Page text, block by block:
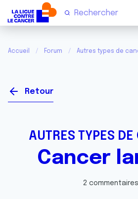
Accueil Forum Autres types de
Retour
AUTRES TYPES DE
Cancer
2 commentaires